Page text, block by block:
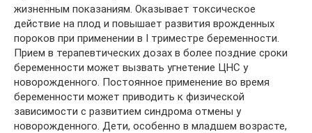
жизненным показаниям. Оказывает токсическое
действие на плод и повышает развития врожденных
пороков при применении в I триместре беременности.
Прием в терапевтических дозах в более поздние сроки
беременности может вызвать угнетение ЦНС у
новорожденного. Постоянное применение во время
беременности может приводить к физической
зависимости с развитием синдрома отмены у
новорожденного. Дети, особенно в младшем возрасте,